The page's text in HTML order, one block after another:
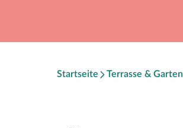
Startseite Terrasse & Garten